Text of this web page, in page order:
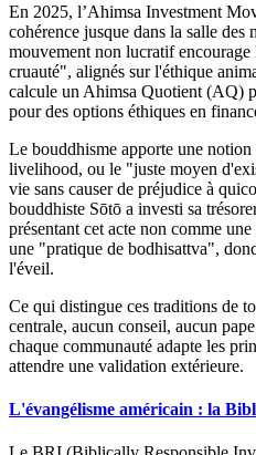
En 2025, l’Ahimsa Investment
cohérence jusque dans la salle des
mouvement non lucratif encourage
cruauté", alignés sur l'éthique
calcule un Ahimsa Quotient (AQ)
pour des options éthiques en
Le bouddhisme apporte une
livelihood, ou le "juste moyen
vie sans causer de préjudice à
bouddhiste Sōtō a investi sa
présentant cet acte non comme
une "pratique de bodhisattva",
l'éveil.
Ce qui distingue ces traditions de
centrale, aucun conseil, aucun
chaque communauté adapte les
attendre une validation extérieure.
L'évangélisme américain : la